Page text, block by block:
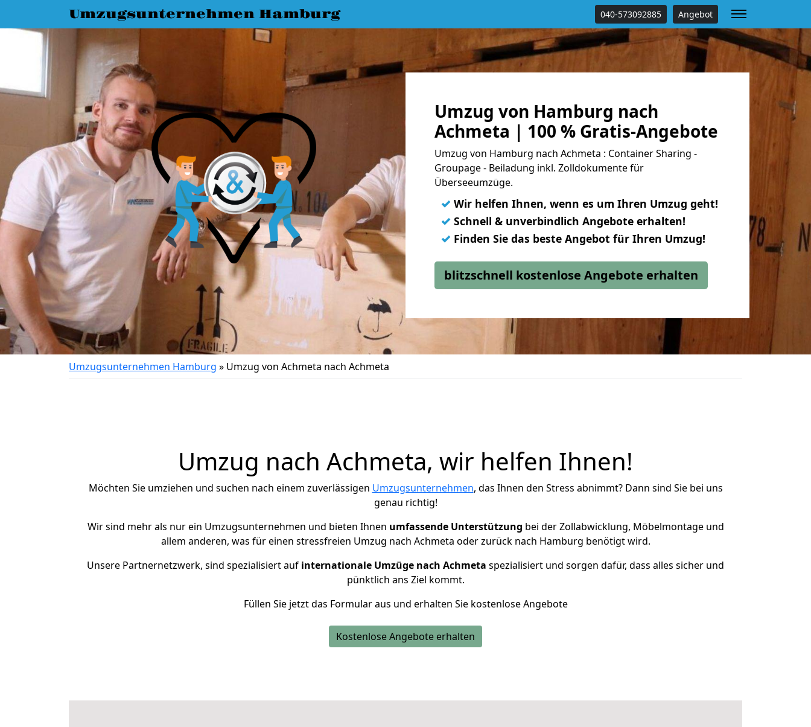
Umzugsunternehmen Hamburg 040-573092885 Angebot
Umzug von Hamburg nach
Achmeta | 100 % Gratis-Angebote
Umzug von Hamburg nach Achmeta : Container Sharing -
Groupage - Beiladung inkl. Zolldokumente für
Überseeumzüge.
✓ Wir helfen Ihnen, wenn es um Ihren Umzug geht!
✓ Schnell & unverbindlich Angebote erhalten!
✓ Finden Sie das beste Angebot für Ihren Umzug!
blitzschnell kostenlose Angebote erhalten
Umzugsunternehmen Hamburg » Umzug von Achmeta nach Achmeta
Umzug nach Achmeta, wir helfen Ihnen!
Möchten Sie umziehen und suchen nach einem zuverlässigen Umzugsunternehmen, das Ihnen den Stress abnimmt? Dann sind Sie bei uns
genau richtig!
Wir sind mehr als nur ein Umzugsunternehmen und bieten Ihnen umfassende Unterstützung bei der Zollabwicklung, Möbelmontage und
allem anderen, was für einen stressfreien Umzug nach Achmeta oder zurück nach Hamburg benötigt wird.
Unsere Partnernetzwerk, sind spezialisiert auf internationale Umzüge nach Achmeta spezialisiert und sorgen dafür, dass alles sicher und
pünktlich ans Ziel kommt.
Füllen Sie jetzt das Formular aus und erhalten Sie kostenlose Angebote
Kostenlose Angebote erhalten